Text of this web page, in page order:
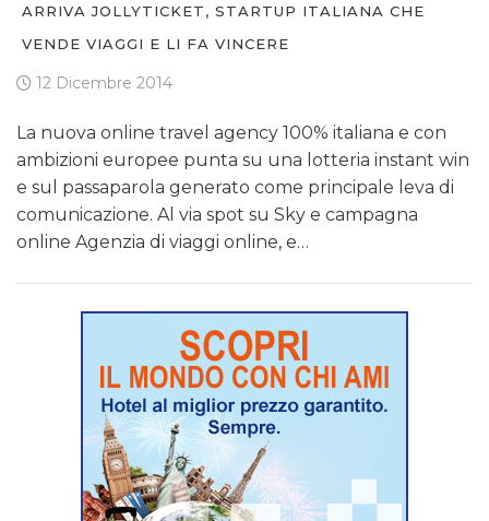
ARRIVA JOLLYTICKET, STARTUP ITALIANA CHE
VENDE VIAGGI E LI FA VINCERE
12 Dicembre 2014
La nuova online travel agency 100% italiana e con
ambizioni europee punta su una lotteria instant win
e sul passaparola generato come principale leva di
comunicazione. Al via spot su Sky e campagna
online Agenzia di viaggi online, e…